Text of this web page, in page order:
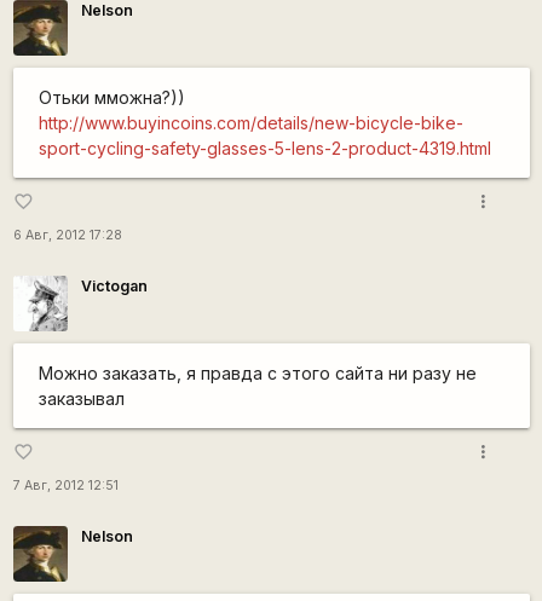
Nelson
Отьки мможна?))
http://www.buyincoins.com/details/new-bicycle-bike-
sport-cycling-safety-glasses-5-lens-2-product-4319.html
favorite_border
6 Авг, 2012 17:28
more_vert
Victogan
Можно заказать, я правда с этого сайта ни разу не
заказывал
favorite_border
7 Авг, 2012 12:51
more_vert
Nelson